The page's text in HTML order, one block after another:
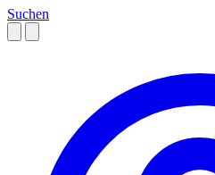
Suchen